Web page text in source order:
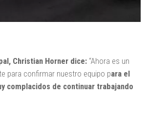
Christian Horner dice: “Ahora es un
para confirmar nuestro equipo para el
complacidos de continuar trabajando